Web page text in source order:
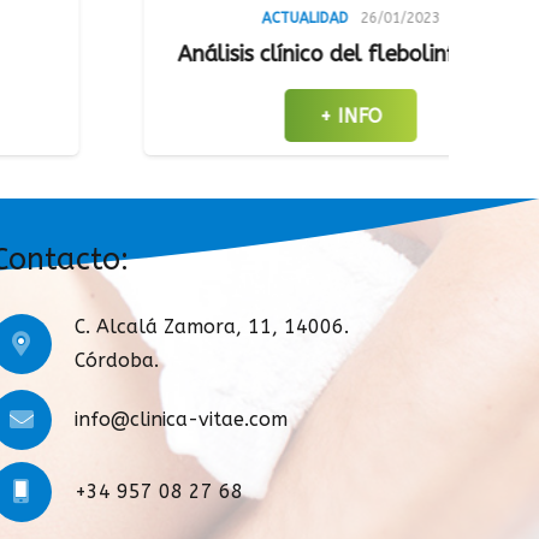
clínico del flebolinfedema
C. Alcalá Zamora, 11, 14006.
Córdoba.
info@clinica-vitae.com
+34 957 08 27 68